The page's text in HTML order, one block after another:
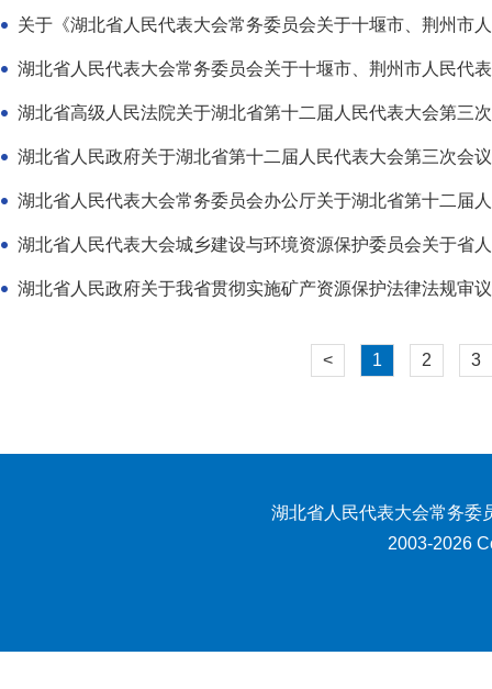
关于《湖北省人民代表大会常务委员会关于十堰市、荆州市
湖北省高级人民法院关于湖北省第十二届人民代表大会第三
湖北省人民政府关于湖北省第十二届人民代表大会第三次会
湖北省人民代表大会常务委员会办公厅关于湖北省第十二届
湖北省人民代表大会城乡建设与环境资源保护委员会关于省
湖北省人民政府关于我省贯彻实施矿产资源保护法律法规审
< 1 2 3
湖北省人民代表大会常务委
2003-2026